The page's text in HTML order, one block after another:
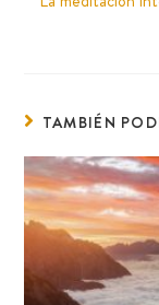
TAMBIÉN